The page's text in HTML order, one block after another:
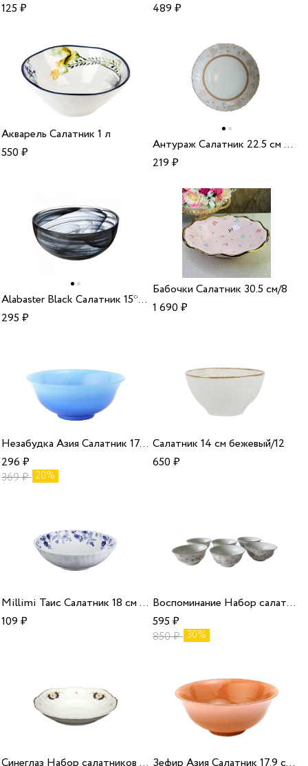
125₽
489₽
Акварель Салатник 1 л
550₽
Антураж Салатник 22.5 см OLHW-90/160203/3
219₽
Alabaster Black Салатник 15*6.5 см/6
295₽
Бабочки Салатник 30.5 см/8
1 690₽
Незабудка Азия Салатник 17.9 см перламутр/6
296₽
369₽ 20%
Салатник 14 см бежевый/12
650₽
Millimi Таис Салатник 18 см опаловое стекло 17247/6/48
109₽
Воспоминание Набор салатников 6 шт 11 см/12
595₽
850₽ 30%
Синеглаз Набор салатников 19 см 6 шт 6612/1 Зефир Азия Салатник 17.9 см капучино/6